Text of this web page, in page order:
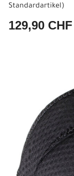
Standardartikel)
129,90 CHF